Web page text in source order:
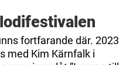
fortfarande där. 2023
med Kim Kärnfalk i